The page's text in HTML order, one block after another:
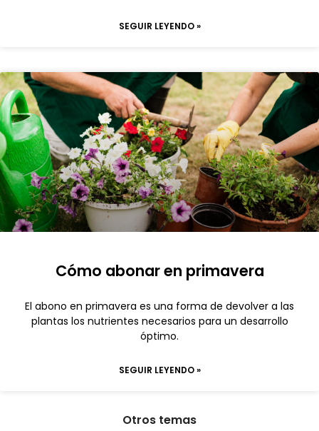
SEGUIR LEYENDO »
Cómo abonar en primavera
El abono en primavera es una forma de devolver a las
plantas los nutrientes necesarios para un desarrollo
óptimo.
SEGUIR LEYENDO »
Otros temas